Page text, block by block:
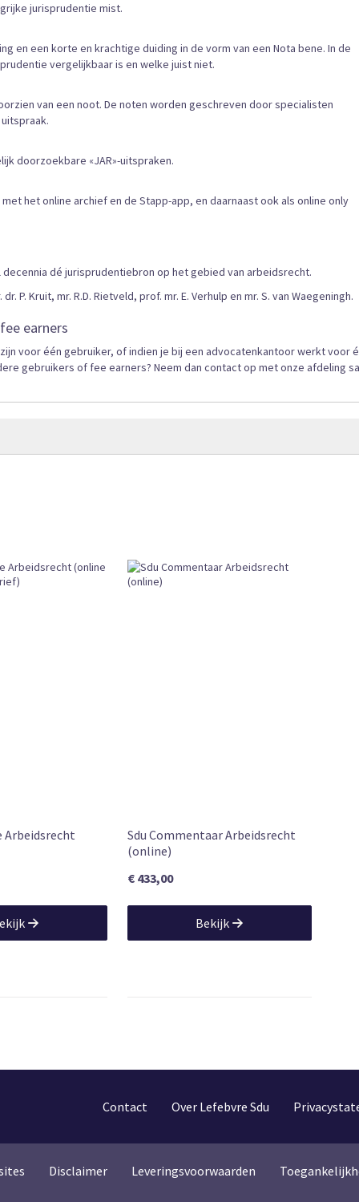
jurisprudentie mist.
en een korte en krachtige duiding in de vorm van een Nota bene. In de
vergelijkbaar is en welke juist niet.
van een noot. De noten worden geschreven door specialisten
doorzoekbare «JAR»-uitspraken.
het online archief en de Stapp-app, en daarnaast ook als online only
dé jurisprudentiebron op het gebied van arbeidsrecht.
P. Kruit, mr. R.D. Rietveld, prof. mr. E. Verhulp en mr. S. van Waegeningh.
earners
voor één gebruiker, of indien je bij een advocatenkantoor werkt voor
gebruikers of fee earners? Neem dan contact op met onze afdeling
Arbeidsrecht
Sdu Commentaar Arbeidsrecht
(online)
€ 433,00
Bekijk
Contact Over Lefebvre Sdu
Disclaimer Leveringsvoorwaarden